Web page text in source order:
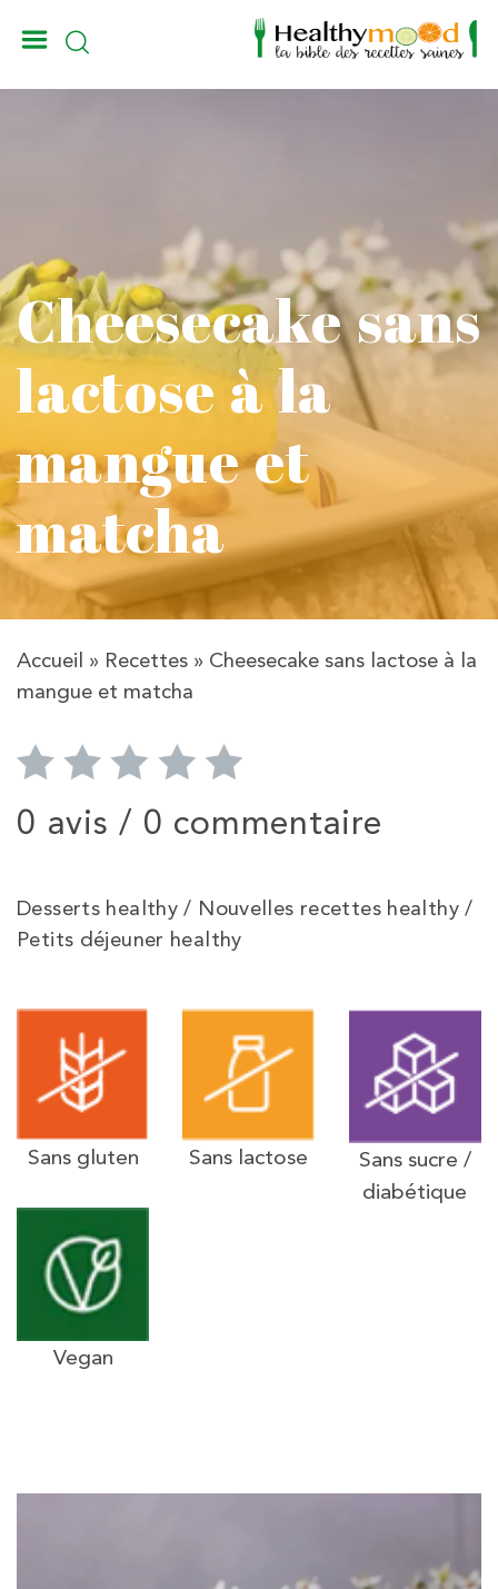
Cheesecake sans
lactose à la
mangue et
matcha
Accueil » Recettes » Cheesecake sans lactose à la
mangue et matcha
0 avis / 0 commentaire
Desserts healthy / Nouvelles recettes healthy /
Petits déjeuner healthy
Sans gluten Sans lactose
Sans sucre /
diabétique
Vegan